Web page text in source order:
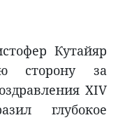
Кутайяр
сторону за
XIV
глубокое